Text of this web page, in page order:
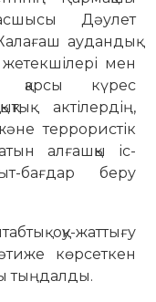
Дәулет
аудандық
мен
қарсы күрес
актілердің,
террористік
алғашқы іс-
бағдар беру
оқу-жаттығу
көрсеткен
тыңдалды.